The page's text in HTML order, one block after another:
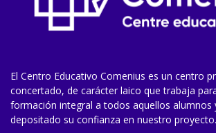
El Centro Educativo Comenius es un centro
concertado, de carácter laico que trabaja
formación integral a todos aquellos alumnos
depositado su confianza en nuestro proyecto.